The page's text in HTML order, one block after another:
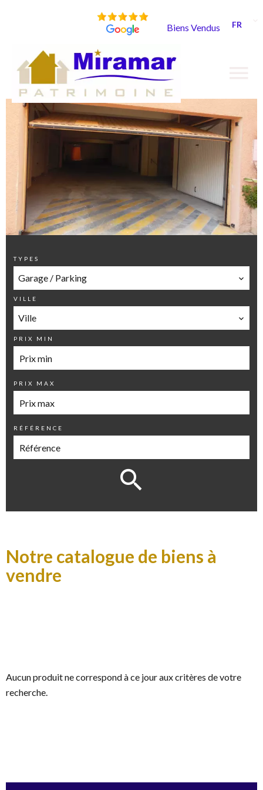
Biens Vendus FR
TYPES
Garage / Parking
VILLE
Ville
PRIX MIN
PRIX MAX
RÉFÉRENCE
Notre catalogue de biens à
vendre
Aucun produit ne correspond à ce jour aux critères de votre
recherche.